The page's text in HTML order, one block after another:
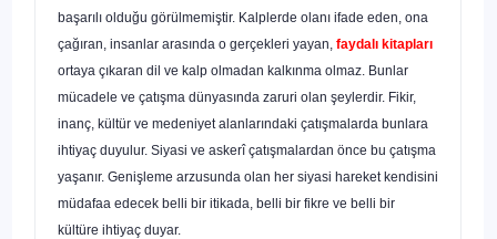
başarılı olduğu görülmemiştir. Kalpler­de olanı ifade eden, ona
çağıran, insanlar arasında o gerçekleri yayan, faydalı kitap­ları
ortaya çıkaran dil ve kalp olmadan kalkınma olmaz. Bunlar
mücadele ve çatış­ma dünyasında zaruri olan şeylerdir. Fikir,
inanç, kültür ve medeniyet alanlarındaki çatışmalarda bunlara
ihtiyaç duyulur. Siyasi ve askerî çatışmalardan önce bu çatışma
yaşanır. Genişleme arzusunda olan her siyasi hareket kendisini
müdafaa edecek belli bir itikada, belli bir fikre ve belli bir
kültüre ihtiyaç duyar.